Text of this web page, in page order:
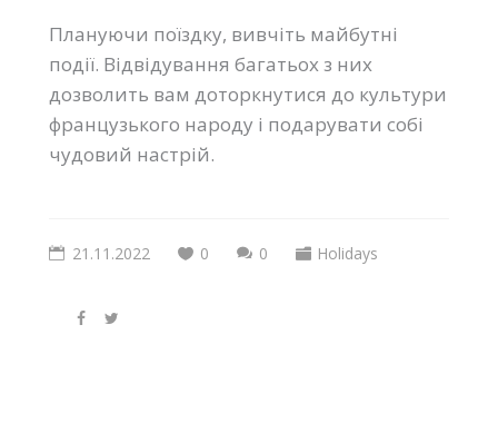
Плануючи поїздку, вивчіть майбутні
події. Відвідування багатьох з них
дозволить вам доторкнутися до культури
французького народу і подарувати собі
чудовий настрій.
21.11.2022 0 0 Holidays